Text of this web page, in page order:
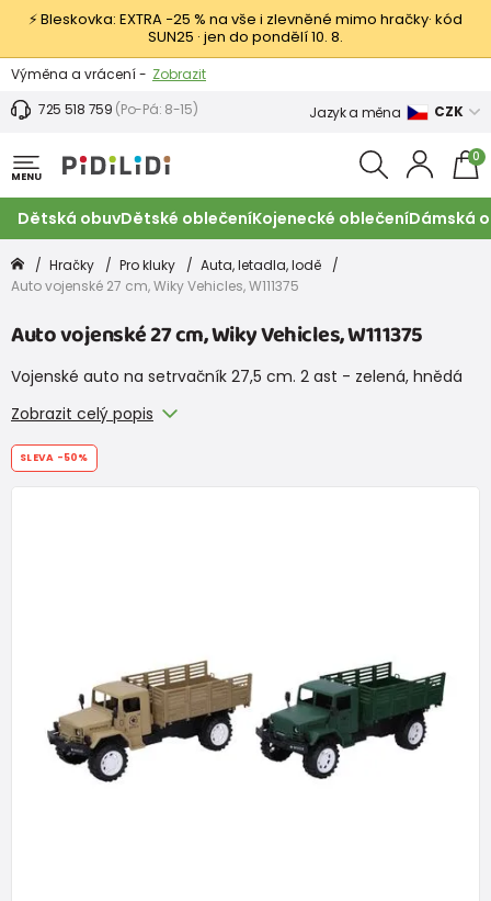
⚡ Bleskovka: EXTRA −25 % na vše i zlevněné mimo hračky· kód
SUN25 · jen do pondělí 10. 8.
Výměna a vrácení - Zobrazit
Sleva 100 Kč na první nákup -
725 518 759 (Po-Pá: 8-15) Jazyk a měna CZK
MENU
0
Dětská obuvDětské oblečeníKojenecké oblečeníDámská
Hračky Pro kluky
Auta, letadla, lodě
Auto vojenské 27 cm, Wiky Vehicles, W111375
Auto vojenské 27 cm, Wiky Vehicles, W111375
Vojenské auto na setrvačník 27,5 cm. 2 ast - zelená, hnědá
Zobrazit celý popis
SLEVA -50%